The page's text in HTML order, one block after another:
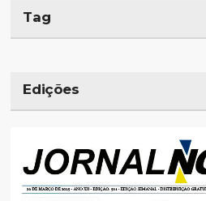
Tag
Edições